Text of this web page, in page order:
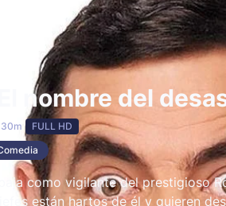
El nombre del
30m
FULL HD
como vigilante del prestigioso
jefes están hartos de él y quieren